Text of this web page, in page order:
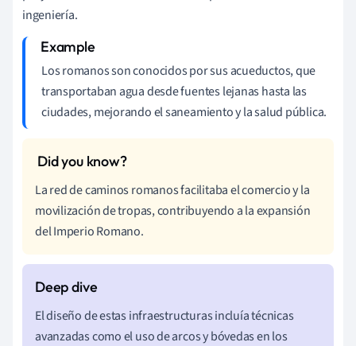
ingeniería.
Los romanos son conocidos por sus acueductos, que
transportaban agua desde fuentes lejanas hasta las
ciudades, mejorando el saneamiento y la salud pública.
La red de caminos romanos facilitaba el comercio y la
movilización de tropas, contribuyendo a la expansión
del Imperio Romano.
El diseño de estas infraestructuras incluía técnicas
avanzadas como el uso de arcos y bóvedas en los